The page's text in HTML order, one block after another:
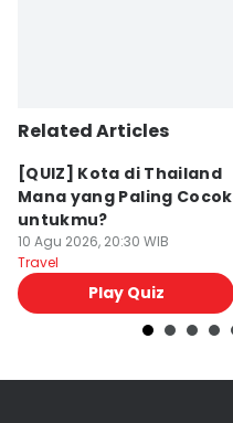
Related Articles
[QUIZ] Kota di Thailand
Mana yang Paling Cocok
untukmu?
10 Agu 2026, 20:30 WIB
Travel
Play Quiz